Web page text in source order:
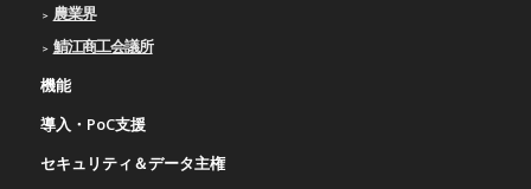
農業界
鯖江商工会議所
機能
導入・PoC支援
セキュリティ＆データ主権